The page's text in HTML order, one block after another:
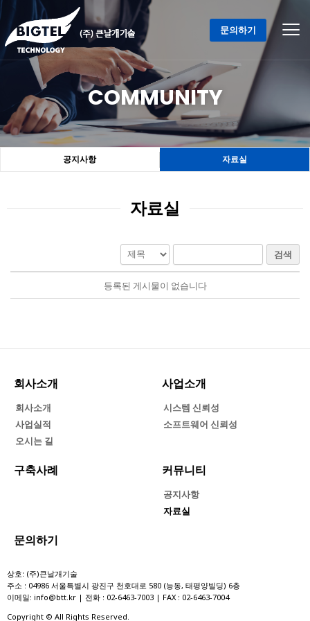
콘
츠
로
기
문의하기
COMMUNITY
공지사항 자료실
자료실
검색
등록된 게시물이 없습니다
상호: (주)큰날개기술
주소 : 04986 서울특별시 광진구 천호대로 580 (능동, 태평양빌딩) 6층
이메일: info@btt.kr | 전화 : 02-6463-7003 | FAX : 02-6463-7004
Copyright © All Rights Reserved.
회사소개
회사소개
사업실적
오시는 길
사업소개
시스템 신뢰성
소프트웨어 신뢰성
구축사례 커뮤니티
공지사항
자료실
문의하기